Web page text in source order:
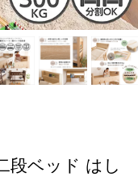
段ベッド はし